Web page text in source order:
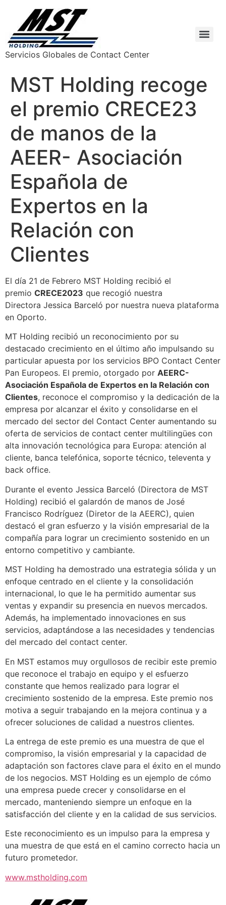
Servicios Globales de Contact Center
MST Holding recoge
el premio CRECE23
de manos de la
AEER- Asociación
Española de
Expertos en la
Relación con
Clientes
El día 21 de Febrero MST Holding recibió el
premio CRECE2023 que recogió nuestra
Directora Jessica Barceló por nuestra nueva plataforma
en Oporto.
MT Holding recibió un reconocimiento por su
destacado crecimiento en el último año impulsando su
particular apuesta por los servicios BPO Contact Center
Pan Europeos. El premio, otorgado por AEERC-
Asociación Española de Expertos en la Relación con
Clientes, reconoce el compromiso y la dedicación de la
empresa por alcanzar el éxito y consolidarse en el
mercado del sector del Contact Center aumentando su
oferta de servicios de contact center multilingües con
alta innovación tecnológica para Europa: atención al
cliente, banca telefónica, soporte técnico, televenta y
back office.
Durante el evento Jessica Barceló (Directora de MST
Holding) recibió el galardón de manos de José
Francisco Rodríguez (Diretor de la AEERC), quien
destacó el gran esfuerzo y la visión empresarial de la
compañía para lograr un crecimiento sostenido en un
entorno competitivo y cambiante.
MST Holding ha demostrado una estrategia sólida y un
enfoque centrado en el cliente y la consolidación
internacional, lo que le ha permitido aumentar sus
ventas y expandir su presencia en nuevos mercados.
Además, ha implementado innovaciones en sus
servicios, adaptándose a las necesidades y tendencias
del mercado del contact center.
En MST estamos muy orgullosos de recibir este premio
que reconoce el trabajo en equipo y el esfuerzo
constante que hemos realizado para lograr el
crecimiento sostenido de la empresa. Este premio nos
motiva a seguir trabajando en la mejora continua y a
ofrecer soluciones de calidad a nuestros clientes.
La entrega de este premio es una muestra de que el
compromiso, la visión empresarial y la capacidad de
adaptación son factores clave para el éxito en el mundo
de los negocios. MST Holding es un ejemplo de cómo
una empresa puede crecer y consolidarse en el
mercado, manteniendo siempre un enfoque en la
satisfacción del cliente y en la calidad de sus servicios.
Este reconocimiento es un impulso para la empresa y
una muestra de que está en el camino correcto hacia un
futuro prometedor.
www.mstholding.com